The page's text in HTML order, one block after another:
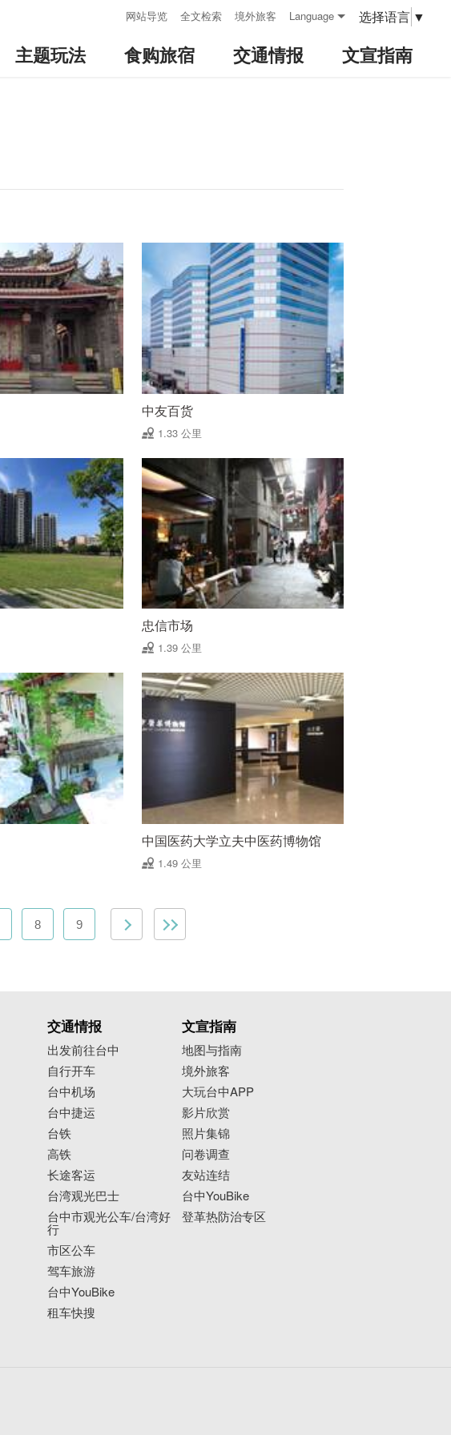
网站导览 全文检索 境外旅客 Language 选择语言 ▼
主题玩法 食购旅宿 交通情报 文宣指南
中友百货
1.33 公里
忠信市场
1.39 公里
中国医药大学立夫中医药博物馆
1.49 公里
8 9
交通情报
出发前往台中
自行开车
台中机场
台中捷运
台铁
高铁
长途客运
台湾观光巴士
台中市观光公车/台湾好
行
市区公车
驾车旅游
台中YouBike
租车快搜
文宣指南
地图与指南
境外旅客
大玩台中APP
影片欣赏
照片集锦
问卷调查
友站连结
台中YouBike
登革热防治专区